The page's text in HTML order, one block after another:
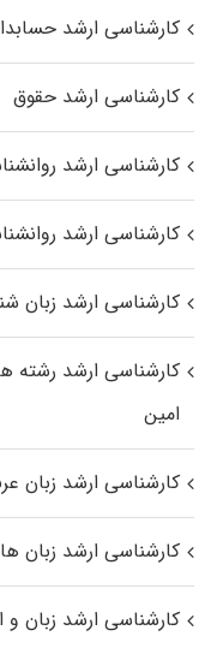
کارشناسی ارشد
کارشناسی ارشد حقوق
کارشناسی ارشد
کارشناسی ارشد
کارشناسی ارشد زبان
کارشناسی ارشد رﺷﺘﻪ
اﻣﻴﻦ
کارشناسی ارشد زبان
کارشناسی ارشد زبان‌
کارشناسی ارشد زبان و